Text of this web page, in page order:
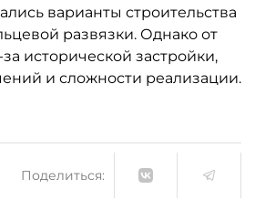
варианты строительства
развязки. Однако от
за исторической застройки,
и сложности реализации.
Поделиться: